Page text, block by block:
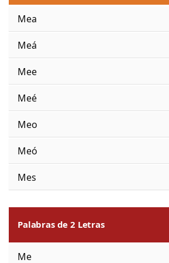
Mea
Meá
Mee
Meé
Meo
Meó
Mes
Palabras de 2 Letras
Me